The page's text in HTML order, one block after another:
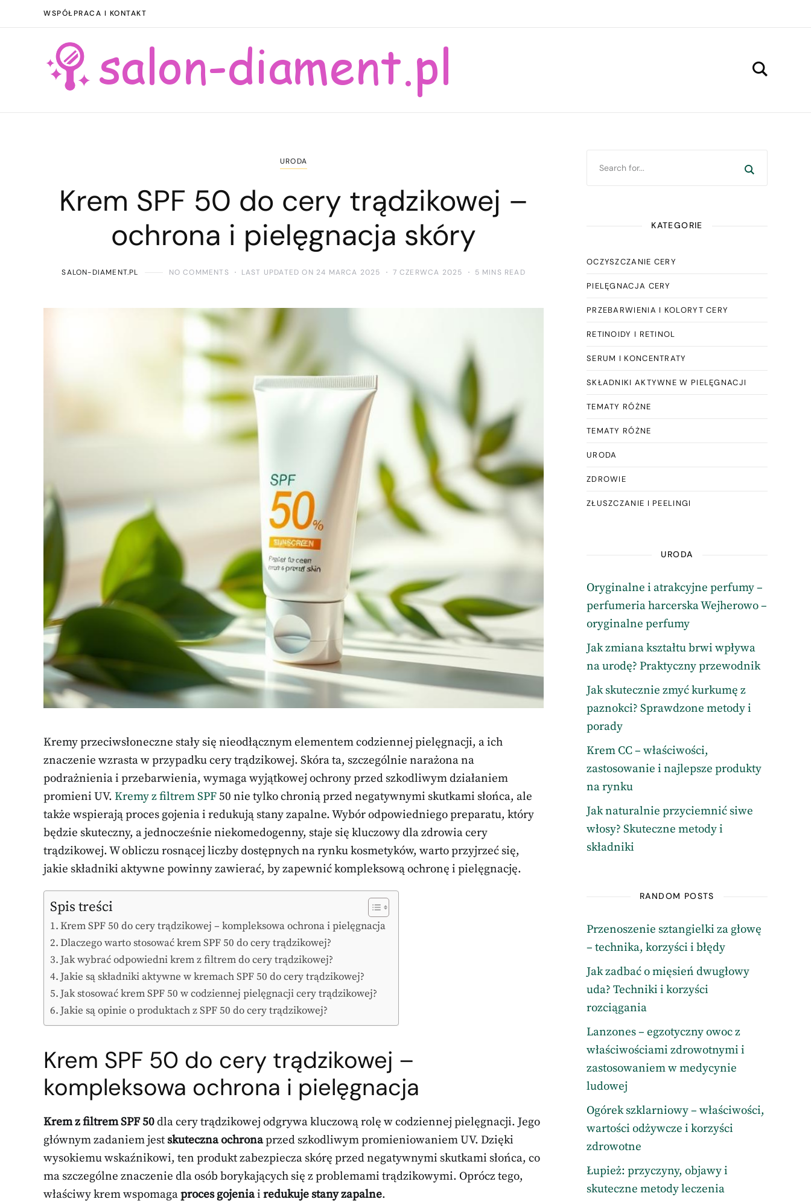
WSPÓŁPRACA I KONTAKT
URODA
Krem SPF 50 do cery trądzikowej –
ochrona i pielęgnacja skóry
SALON-DIAMENT.PL NO COMMENTS LAST UPDATED ON 24 MARCA 2025 7 CZERWCA 2025 5 MINS READ
Kremy przeciwsłoneczne stały się nieodłącznym elementem codziennej pielęgnacji, a ich
znaczenie wzrasta w przypadku cery trądzikowej. Skóra ta, szczególnie narażona na
podrażnienia i przebarwienia, wymaga wyjątkowej ochrony przed szkodliwym działaniem
promieni UV. Kremy z filtrem SPF50 nie tylko chronią przed negatywnymi skutkami słońca, ale
także wspierają proces gojenia i redukują stany zapalne. Wybór odpowiedniego preparatu, który
będzie skuteczny, a jednocześnie niekomedogenny, staje się kluczowy dla zdrowia cery
trądzikowej. W obliczu rosnącej liczby dostępnych na rynku kosmetyków, warto przyjrzeć się,
jakie składniki aktywne powinny zawierać, by zapewnić kompleksową ochronę i pielęgnację.
Spis treści
Krem SPF 50 do cery trądzikowej – kompleksowa ochrona i pielęgnacja
Dlaczego warto stosować krem SPF 50 do cery trądzikowej?
Jak wybrać odpowiedni krem z filtrem do cery trądzikowej?
Jakie są składniki aktywne w kremach SPF 50 do cery trądzikowej?
Jak stosować krem SPF 50 w codziennej pielęgnacji cery trądzikowej?
Jakie są opinie o produktach z SPF 50 do cery trądzikowej?
Krem SPF 50 do cery trądzikowej –
kompleksowa ochrona i pielęgnacja
Krem z filtrem SPF 50dla cery trądzikowej odgrywa kluczową rolę w codziennej pielęgnacji. Jego
głównym zadaniem jest skuteczna ochronaprzed szkodliwym promieniowaniem UV. Dzięki
wysokiemu wskaźnikowi, ten produkt zabezpiecza skórę przed negatywnymi skutkami słońca, co
ma szczególne znaczenie dla osób borykających się z problemami trądzikowymi. Oprócz tego,
właściwy krem wspomagaproces gojeniai redukuje stany zapalne.
KATEGORIE
OCZYSZCZANIE CERY
PIELĘGNACJA CERY
PRZEBARWIENIA I KOLORYT CERY
RETINOIDY I RETINOL
SERUM I KONCENTRATY
SKŁADNIKI AKTYWNE W PIELĘGNACJI
TEMATY RÓŻNE
TEMATY RÓŻNE
URODA
ZDROWIE
ZŁUSZCZANIE I PEELINGI
URODA
Oryginalne i atrakcyjne perfumy –
perfumeria harcerska Wejherowo –
oryginalne perfumy
Jak zmiana kształtu brwi wpływa
na urodę? Praktyczny przewodnik
Jak skutecznie zmyć kurkumę z
paznokci? Sprawdzone metody i
porady
Krem CC – właściwości,
zastosowanie i najlepsze produkty
na rynku
Jak naturalnie przyciemnić siwe
włosy? Skuteczne metody i
składniki
RANDOM POSTS
Przenoszenie sztangielki za głowę
– technika, korzyści i błędy
Jak zadbać o mięsień dwugłowy
uda? Techniki i korzyści
rozciągania
Lanzones – egzotyczny owoc z
właściwościami zdrowotnymi i
zastosowaniem w medycynie
ludowej
Ogórek szklarniowy – właściwości,
wartości odżywcze i korzyści
zdrowotne
Łupież: przyczyny, objawy i
skuteczne metody leczenia